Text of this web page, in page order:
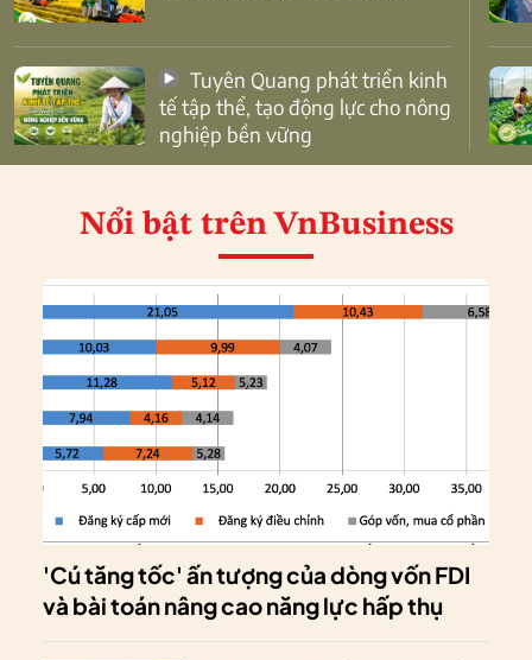
tế tập thể, tạo động lực cho nông
nghiệp bền vững
Nổi bật trên VnBusiness
'Cú tăng tốc' ấn tượng của dòng vốn FDI
và bài toán nâng cao năng lực hấp thụ